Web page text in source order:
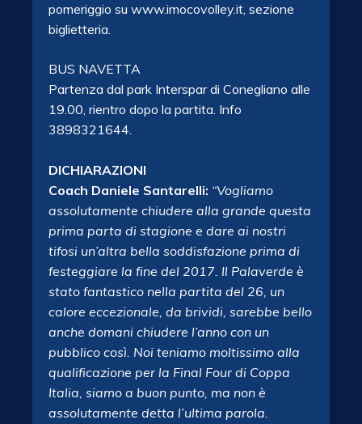
pomeriggio su www.imocovolley.it, sezione
biglietteria.
BUS NAVETTA
Partenza dal park Interspar di Conegliano alle
19.00, rientro dopo la partita. Info
3898321644.
DICHIARAZIONI
Coach Daniele Santarelli: “Vogliamo
assolutamente chiudere alla grande questa
prima parta di stagione e dare ai nostri
tifosi un’altra bella soddisfazione prima di
festeggiare la fine del 2017. Il Palaverde è
stato fantastico nella partita del 26, un
calore eccezionale, da brividi, sarebbe bello
anche domani chiudere l’anno con un
pubblico così. Noi teniamo moltissimo alla
qualificazione per la Final Four di Coppa
Italia, siamo a buon punto, ma non è
assolutamente detta l’ultima parola.